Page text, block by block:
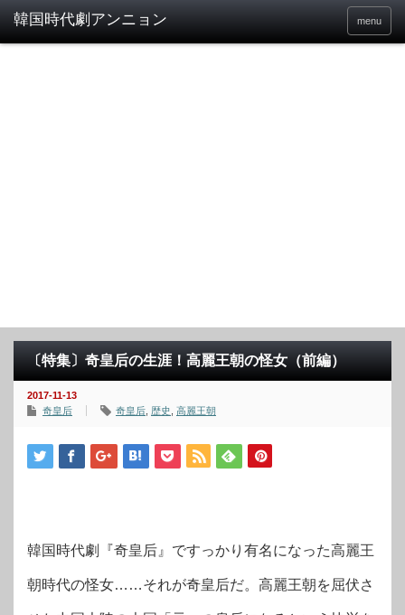
menu
〔特集〕奇皇后の生涯！高麗王朝の怪女（前編）
2017-11-13
奇皇后
奇皇后 歴史 高麗王朝
韓国時代劇『奇皇后』ですっかり有名になった高麗王
朝時代の怪女……それが奇皇后だ。高麗王朝を屈伏さ